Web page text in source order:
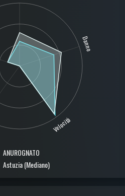
Danno
Velocità
ANUROGNATO
Astuzia (Mediano)